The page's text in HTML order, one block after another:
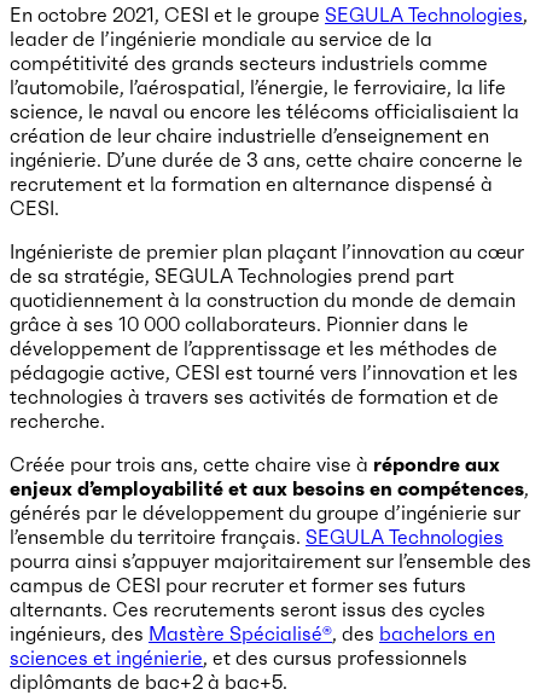
En octobre 2021, CESI et le groupe SEGULA Technologies,
leader de l’ingénierie mondiale au service de la
compétitivité des grands secteurs industriels comme
l’automobile, l’aérospatial, l’énergie, le ferroviaire, la life
science, le naval ou encore les télécoms officialisaient la
création de leur chaire industrielle d’enseignement en
ingénierie. D’une durée de 3 ans, cette chaire concerne le
recrutement et la formation en alternance dispensé à
CESI.
Ingénieriste de premier plan plaçant l’innovation au cœur
de sa stratégie, SEGULA Technologies prend part
quotidiennement à la construction du monde de demain
grâce à ses 10 000 collaborateurs. Pionnier dans le
développement de l’apprentissage et les méthodes de
pédagogie active, CESI est tourné vers l’innovation et les
technologies à travers ses activités de formation et de
recherche.
Créée pour trois ans, cette chaire vise à répondre aux
enjeux d’employabilité et aux besoins en compétences,
générés par le développement du groupe d’ingénierie sur
l’ensemble du territoire français. SEGULA Technologies
pourra ainsi s’appuyer majoritairement sur l’ensemble des
campus de CESI pour recruter et former ses futurs
alternants. Ces recrutements seront issus des cycles
ingénieurs, des Mastère Spécialisé®, des bachelors en
sciences et ingénierie, et des cursus professionnels
diplômants de bac+2 à bac+5.